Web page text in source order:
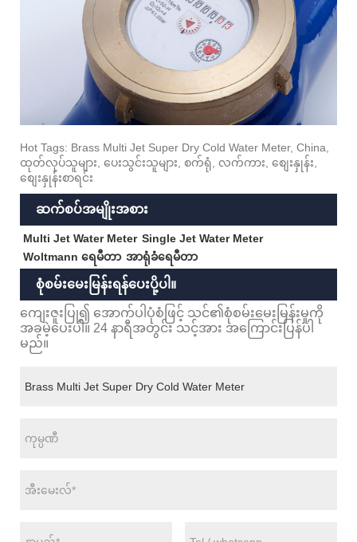
Hot Tags: Brass Multi Jet Super Dry Cold Water Meter, China,
ထုတ်လုပ်သူများ, ပေးသွင်းသူများ, စက်ရုံ, လက်ကား, စျေးနှုန်း,
စျေးနှုန်းစာရင်း
ဆက်စပ်အမျိုးအစား
Multi Jet Water Meter Single Jet Water Meter
Woltmann ရေမီတာ အာရုံခံရေမီတာ
စုံစမ်းမေးမြန်းရန်ပေးပို့ပါ။
ကျေးဇူးပြု၍ အောက်ပါပုံစံဖြင့် သင်၏စုံစမ်းမေးမြန်းမှုကို
အခမဲ့ပေးပါ။ 24 နာရီအတွင်း သင့်အား အကြောင်းပြန်ပါ
မည်။